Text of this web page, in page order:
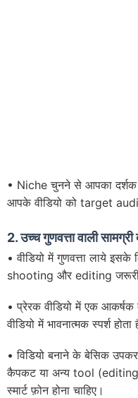
• Niche चुनने से आपका दर्शक
आपके वीडियो को target
2.उच्च गुणवत्ता वाली सामग्री
• वीडियो में गुणवत्ता लाये
shooting और editing
• प्रेरक वीडियो में एक
वीडियो में भावनात्मक स्पर्श होता
• विडियो बनाने के बेसिक
कैपकट या अन्य tool (editing
स्मार्ट फ़ोन होना चाहिए।